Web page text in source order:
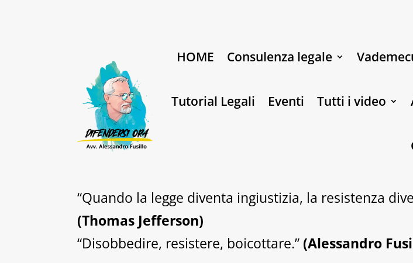
HOME Consulenza legale
Tutorial Legali Eventi Tutti i video
“Quando la legge diventa ingiustizia, la resistenza
(Thomas Jefferson)
“Disobbedire, resistere, boicottare.” (Alessandro